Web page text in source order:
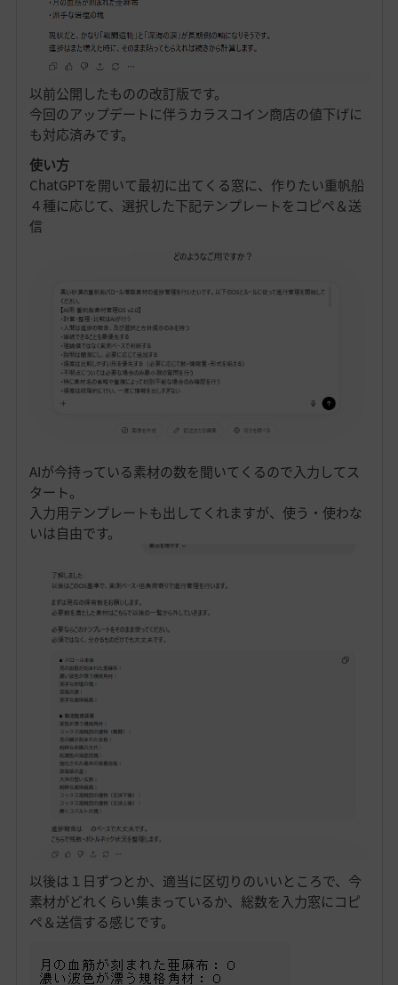
以前公開したものの改訂版です。
今回のアップデートに伴うカラスコイン商店の値下げに
も対応済みです。
使い方
ChatGPTを開いて最初に出てくる窓に、作りたい重帆船
４種に応じて、選択した下記テンプレートをコピペ＆送
信
AIが今持っている素材の数を聞いてくるので入力してス
タート。
入力用テンプレートも出してくれますが、使う・使わな
いは自由です。
以後は１日ずつとか、適当に区切りのいいところで、今
素材がどれくらい集まっているか、総数を入力窓にコピ
ペ＆送信する感じです。